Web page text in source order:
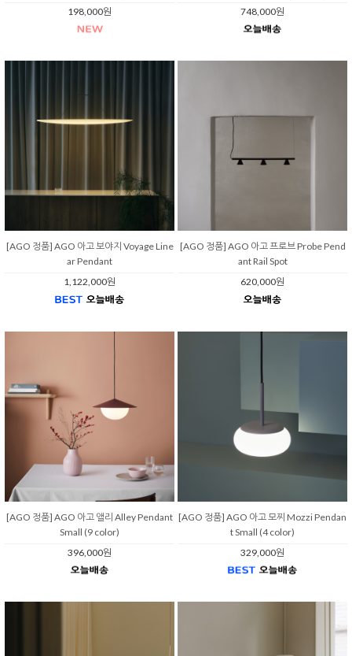
198,000원
748,000원
[AGO 정품] AGO 아고 보야지 Voyage Line
ar Pendant
1,122,000원
[AGO 정품] AGO 아고 프로브 Probe Pend
ant Rail Spot
620,000원
[AGO 정품] AGO 아고 앨리 Alley Pendant
Small (9 color)
396,000원
[AGO 정품] AGO 아고 모찌 Mozzi Pendan
t Small (4 color)
329,000원